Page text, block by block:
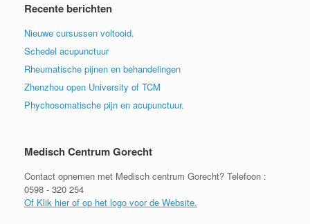
Recente berichten
Nieuwe cursussen voltooid.
Schedel acupunctuur
Rheumatische pijnen en behandelingen
Zhenzhou open University of TCM
Phychosomatische pijn en acupunctuur.
Medisch Centrum Gorecht
Contact opnemen met Medisch centrum Gorecht? Telefoon :
0598 - 320 254
Of Klik hier of op het logo voor de Website.